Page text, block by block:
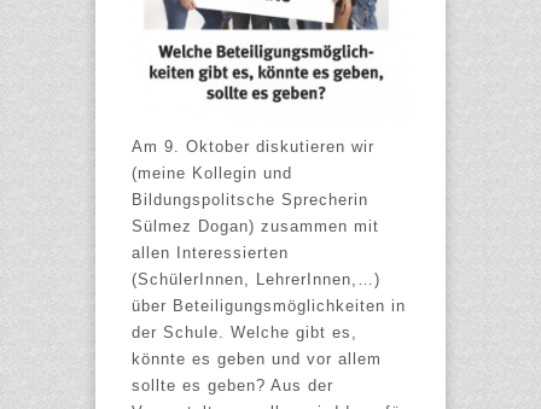
Am 9. Oktober diskutieren wir
(meine Kollegin und
Bildungspolitsche Sprecherin
Sülmez Dogan) zusammen mit
allen Interessierten
(SchülerInnen, LehrerInnen,…)
über Beteiligungsmöglichkeiten in
der Schule. Welche gibt es,
könnte es geben und vor allem
sollte es geben? Aus der